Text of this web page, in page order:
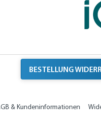
BESTELLUNG
& Kundeninformationen